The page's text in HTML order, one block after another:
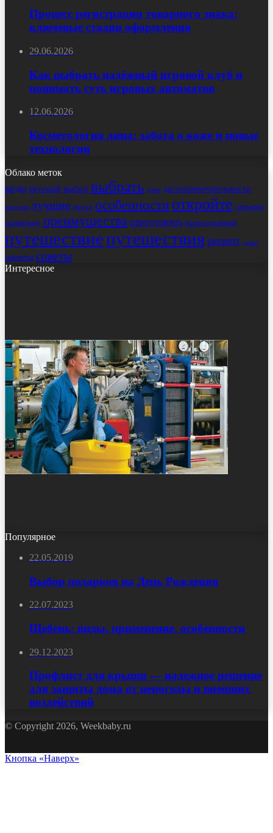
Процесс регистрации товарного знака:
ключевые стадии оформления
29.06.2026
Как выбрать надёжный игровой клуб и
понимать суть игровых автоматов
12.06.2026
Косметология лица: забота о коже и новые
технологии
Облако меток
виды вкусный выбор выбрать дома достопримечательности
история лучшие места особенности откройте открытие
правильно преимущества приготовить приготовления
путешествиепутешествиярецепт салат
секреты советы
Интересное
Популярное
22.05.2019
Выбор подарков на День Рождения
22.07.2023
Щебень: виды, применение, особенности
29.12.2023
Профлист для крыши — надежное решение
для защиты дома от непогоды и внешних
воздействий
© Copyright 2026, Weekbaby.ru
Кнопка «Наверх»